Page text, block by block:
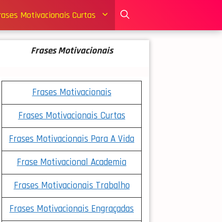
Motivacionais Curtas
FRases Motivacionais
Frases Motivacionais
Frases Motivacionais Curtas
Frases Motivacionais Para A Vida
Frase Motivacional Academia
Frases Motivacionais Trabalho
Frases Motivacionais Engraçadas